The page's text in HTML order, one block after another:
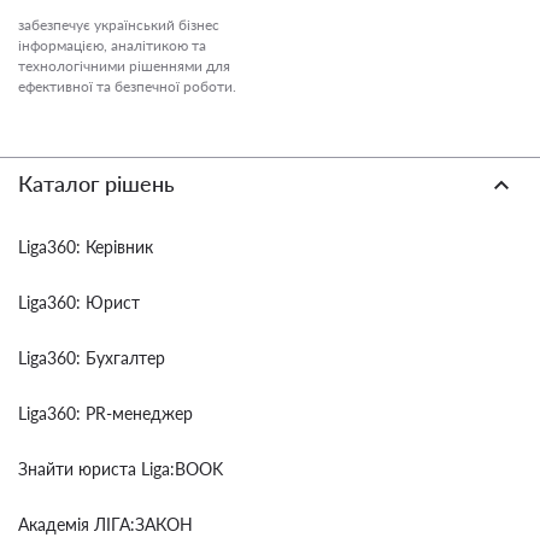
забезпечує український бізнес
інформацією, аналітикою та
технологічними рішеннями для
ефективної та безпечної роботи.
Каталог рішень
Liga360: Керівник
Liga360: Юрист
Liga360: Бухгалтер
Liga360: PR-менеджер
Знайти юриста Liga:BOOK
Академія ЛІГА:ЗАКОН